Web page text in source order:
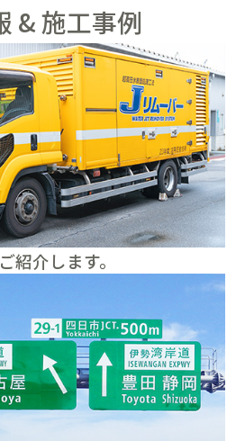
& 施工事例
紹介します。